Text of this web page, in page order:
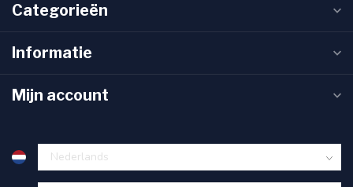
Categorieën
Informatie
Mijn account